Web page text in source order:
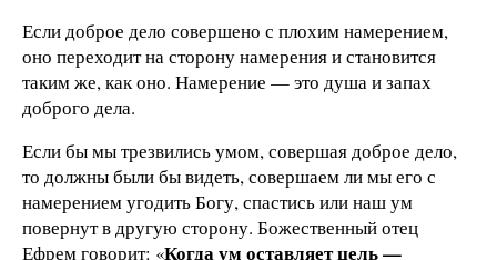
Если доброе дело совершено с плохим намерением,
оно переходит на сторону намерения и становится
таким же, как оно. Намерение — это душа и запах
доброго дела.
Если бы мы трезвились умом, совершая доброе дело,
то должны были бы видеть, совершаем ли мы его с
намерением угодить Богу, спастись или наш ум
повернут в другую сторону. Божественный отец
Ефрем говорит: «Когда ум оставляет цель —